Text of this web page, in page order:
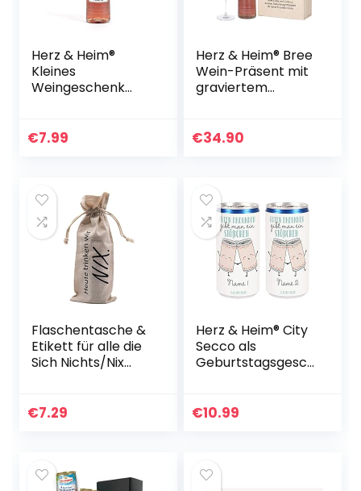
Herz & Heim®
Kleines
Weingeschenk
Aufdruck im
€7.99
Herz & Heim® Bree
Wein-Präsent mit
graviertem
in Geschenkkiste
€34.90
Flaschentasche &
Etikett für alle die
Sich Nichts/Nix
Verpackung für
€7.29
Herz & Heim® City
Secco als
Geburtstagsgesch
Freundinnen-Set
€10.99